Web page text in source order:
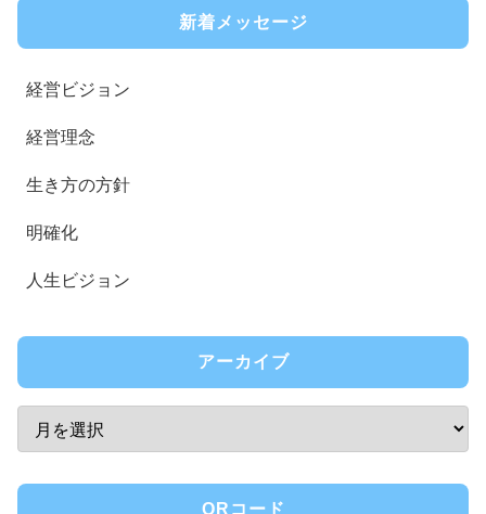
新着メッセージ
経営ビジョン
経営理念
生き方の方針
明確化
人生ビジョン
アーカイブ
QRコード